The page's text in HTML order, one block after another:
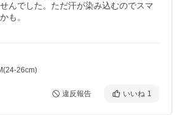
んでした。ただ汗が染み込むのでスマ
も。
26cm)
違反報告 いいね 1